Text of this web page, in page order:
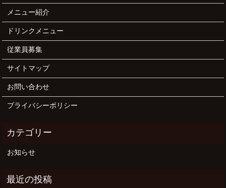
メニュー紹介
ドリンクメニュー
従業員募集
サイトマップ
お問い合わせ
プライバシーポリシー
お知らせ